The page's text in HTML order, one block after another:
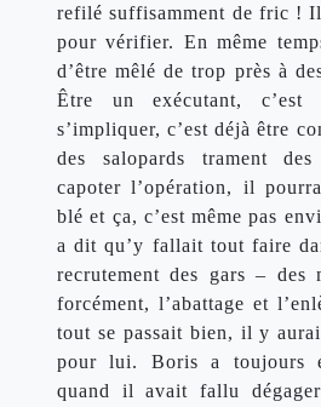
refilé suffisamment de fric !
pour vérifier. En même
d’être mêlé de trop près à
Être un exécutant, c’est
s’impliquer, c’est déjà être
des salopards trament
capoter l’opération, il
blé et ça, c’est même pas
a dit qu’y fallait tout faire
recrutement des gars – des
forcément, l’abattage et
tout se passait bien, il y
pour lui. Boris a toujours
quand il avait fallu